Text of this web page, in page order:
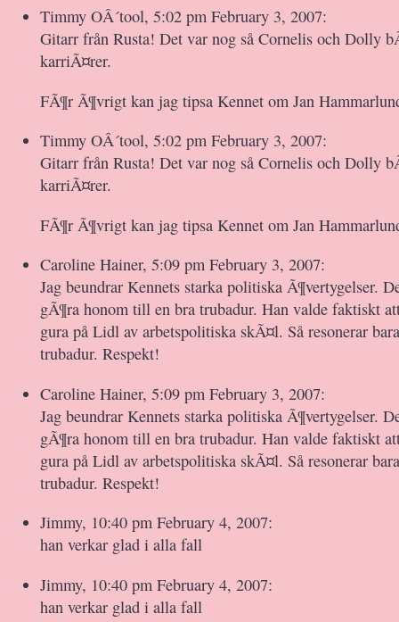
Timmy OÂ´tool, 5:02 pm February 3, 2007:
Gitarr från Rusta! Det var nog så Cornelis och Dolly
karriÃ¤rer.
FÃ¶r Ã¶vrigt kan jag tipsa Kennet om Jan
Timmy OÂ´tool, 5:02 pm February 3, 2007:
Gitarr från Rusta! Det var nog så Cornelis och Dolly
karriÃ¤rer.
FÃ¶r Ã¶vrigt kan jag tipsa Kennet om Jan
Caroline Hainer, 5:09 pm February 3, 2007:
Jag beundrar Kennets starka politiska Ã¶vertygelser.
gÃ¶ra honom till en bra trubadur. Han valde faktiskt
gura på Lidl av arbetspolitiska skÃ¤l. Så resonerar
trubadur. Respekt!
Caroline Hainer, 5:09 pm February 3, 2007:
Jag beundrar Kennets starka politiska Ã¶vertygelser.
gÃ¶ra honom till en bra trubadur. Han valde faktiskt
gura på Lidl av arbetspolitiska skÃ¤l. Så resonerar
trubadur. Respekt!
Jimmy, 10:40 pm February 4, 2007:
han verkar glad i alla fall
Jimmy, 10:40 pm February 4, 2007:
han verkar glad i alla fall